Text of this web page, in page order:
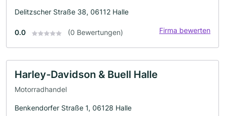
Delitzscher Straße 38, 06112 Halle
0.0 (0 Bewertungen) Firma bewerten
Harley-Davidson & Buell Halle
Motorradhandel
Benkendorfer Straße 1, 06128 Halle